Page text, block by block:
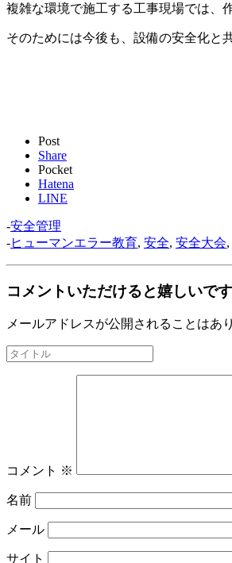
複雑な環境で施工する工事現場では、
そのためには今後も、設備の安全化と
Post
Share
Pocket
Hatena
LINE
-安全管理
-ヒューマンエラー教育, 安全, 安全大会,
コメントいただけると嬉しいです
メールアドレスが公開されることはあ
コメント ※
名前
メール
サイト